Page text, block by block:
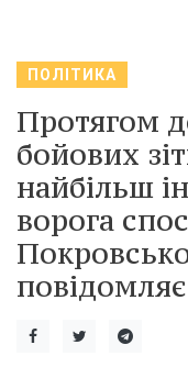
ПОЛІТИКА
Протягом
бойових
найбільш
ворога